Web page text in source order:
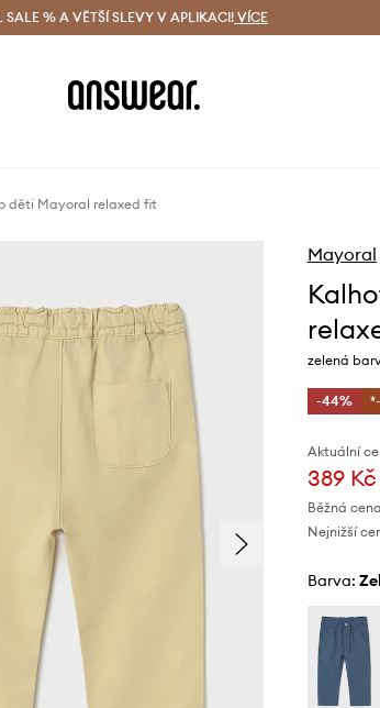
Kč) Doručení i do 24 h
SALE % A VĚTŠÍ SLEVY V APLIKACI! VÍCE
děti Mayoral relaxed fit
Mayoral
zelená
-44%
Aktuální
389 Kč
Běžná
Nejnižší
Barva: